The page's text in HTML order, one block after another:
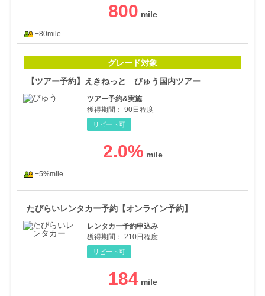
800
+80mile
グレード対象
【ツアー予約】えきねっと びゅう国内ツアー
ツアー予約&実施
獲得期間： 90日程度
リピート可
2.0%
+5%mile
たびらいレンタカー予約【オンライン予約】
レンタカー予約申込み
獲得期間： 210日程度
リピート可
184